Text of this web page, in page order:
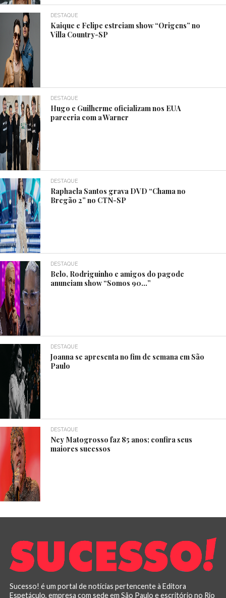
DESTAQUE
Kaique e Felipe estreiam show “Origens” no
Villa Country-SP
DESTAQUE
Hugo e Guilherme oficializam nos EUA
parceria com a Warner
DESTAQUE
Raphaela Santos grava DVD “Chama no
Bregão 2” no CTN-SP
DESTAQUE
Belo, Rodriguinho e amigos do pagode
anunciam show “Somos 90…”
DESTAQUE
Joanna se apresenta no fim de semana em São
Paulo
DESTAQUE
Ney Matogrosso faz 85 anos; confira seus
maiores sucessos
Sucesso! é um portal de notícias pertencente à Editora
Espetáculo, empresa com sede em São Paulo e escritório no Rio